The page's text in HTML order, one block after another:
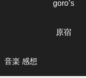
goro’s
原宿
音楽 感想